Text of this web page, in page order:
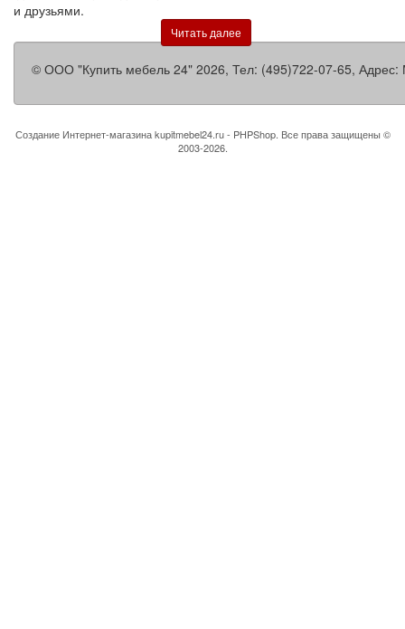
и друзьями.
Читать далее
© ООО "Купить мебель 24" 2026, Тел: (495)722-07-65, Адрес:
Создание Интернет-магазинаkupitmebel24.ru - PHPShop. Все права защищены ©
2003-2026.